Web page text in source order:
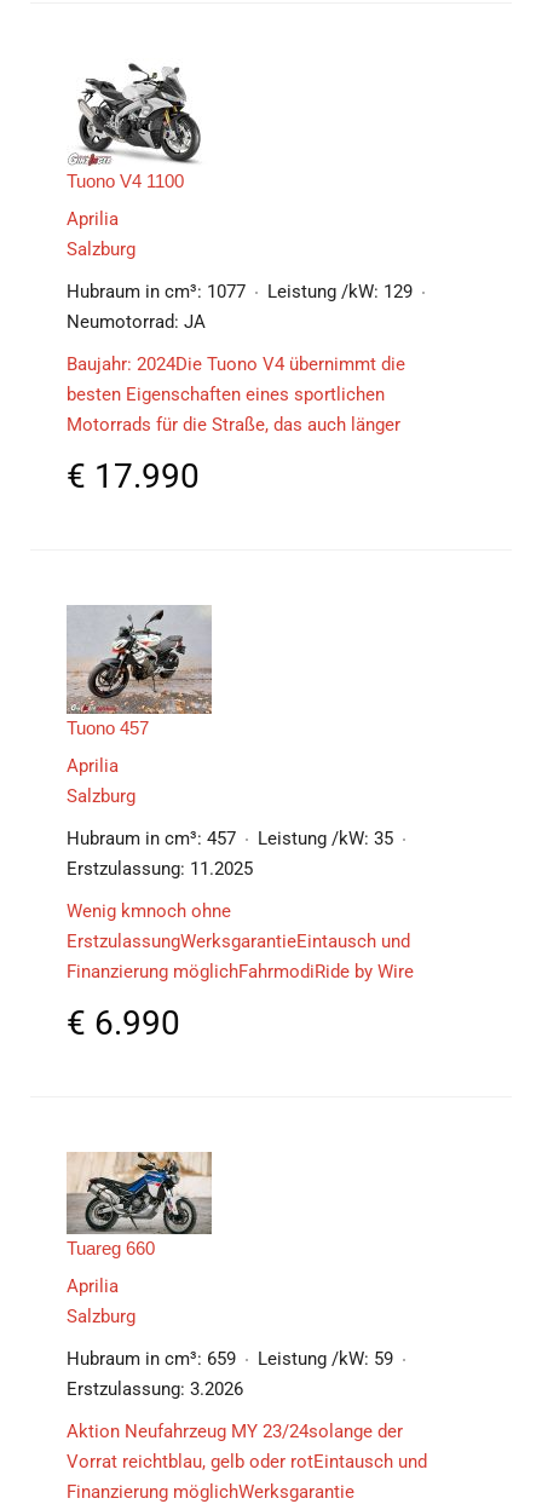
Tuono V4 1100
Aprilia
Salzburg
Hubraum in cm³: 1077 Leistung /kW: 129
Neumotorrad: JA
Baujahr: 2024Die Tuono V4 übernimmt die
besten Eigenschaften eines sportlichen
Motorrads für die Straße, das auch länger
€ 17.990
Tuono 457
Aprilia
Salzburg
Hubraum in cm³: 457 Leistung /kW: 35
Erstzulassung: 11.2025
Wenig kmnoch ohne
ErstzulassungWerksgarantieEintausch und
Finanzierung möglichFahrmodiRide by Wire
€ 6.990
Tuareg 660
Aprilia
Salzburg
Hubraum in cm³: 659 Leistung /kW: 59
Erstzulassung: 3.2026
Aktion Neufahrzeug MY 23/24solange der
Vorrat reichtblau, gelb oder rotEintausch und
Finanzierung möglichWerksgarantie